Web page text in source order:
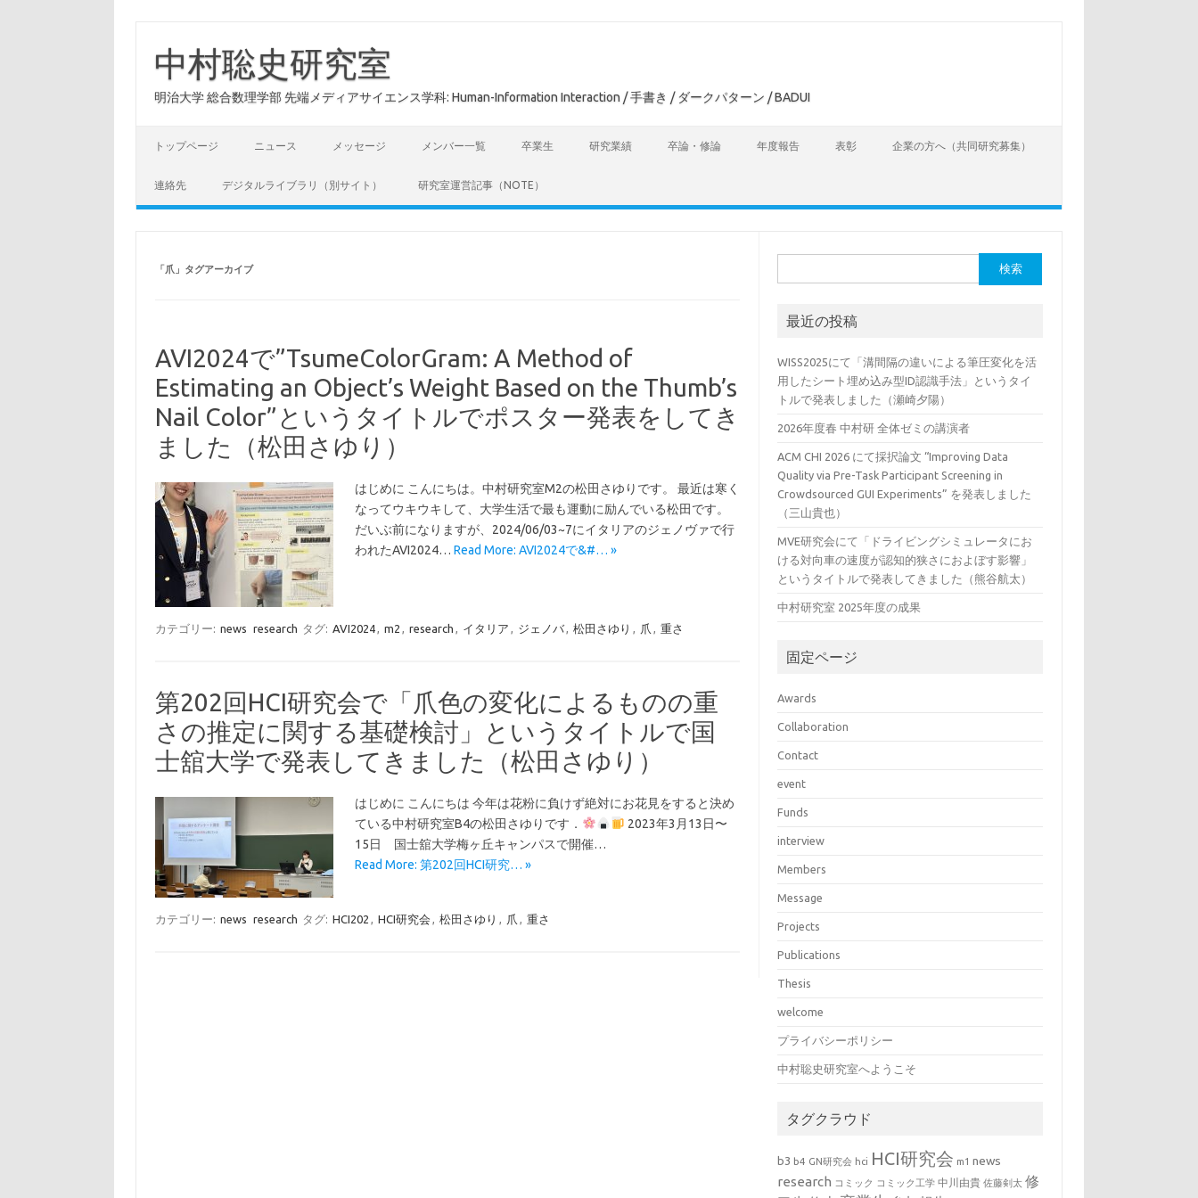
中村聡史研究室
明治大学 総合数理学部 先端メディアサイエンス学科: Human-Information Interaction / 手書き / ダークパターン / BADUI
トップページ ニュース メッセージ メンバー一覧 卒業生 研究業績 卒論・修論 年度報告 表彰 企業の方へ（共同研究募集）
連絡先 デジタルライブラリ（別サイト） 研究室運営記事（NOTE）
「爪 」タグアーカイブ
AVI2024で”TsumeColorGram: A Method of
Estimating an Object’s Weight Based on the Thumb’s
Nail Color”というタイトルでポスター発表をしてき
ました（松田さゆり）
はじめに こんにちは。中村研究室M2の松田さゆりです。 最近は寒く
なってウキウキして、大学生活で最も運動に励んでいる松田です。
だいぶ前になりますが、2024/06/03~7にイタリアのジェノヴァで行
われたAVI2024… Read More: AVI2024で&#… »
カテゴリー: news research タグ: AVI2024, m2 , research , イタリア , ジェノバ, 松田さゆり , 爪 , 重さ
第202回HCI研究会で「爪色の変化によるものの重
さの推定に関する基礎検討」というタイトルで国
士舘大学で発表してきました（松田さゆり）
はじめに こんにちは 今年は花粉に負けず絶対にお花見をすると決め
ている中村研究室B4の松田さゆりです．
2023年3月13日〜
15日 国士舘大学梅ヶ丘キャンパスで開催…
Read More: 第202回HCI研究… »
カテゴリー: news research タグ: HCI202 HCI研究会 松田さゆり 爪 重さ
索:
最近の投稿
WISS2025にて「溝間隔の違いによる筆圧変化を活
用したシート埋め込み型ID認識手法」というタイ
トルで発表しました（瀬崎夕陽）
2026年度春 中村研 全体ゼミの講演者
ACM CHI 2026 にて採択論文 “Improving Data
Quality via Pre-Task Participant Screening in
Crowdsourced GUI Experiments” を発表しました
（三山貴也）
MVE研究会にて「ドライビングシミュレータにお
ける対向車の速度が認知的狭さにおよぼす影響」
というタイトルで発表してきました（熊谷航太）
中村研究室 2025年度の成果
固定ページ
Awards
Collaboration
Contact
event
Funds
interview
Members
Message
Projects
Publications
Thesis
welcome
プライバシーポリシー
中村聡史研究室へようこそ
タグクラウド
b3 b4 GN研究会 hci HCI研究会 m1 news
research コミック コミック工学 中川由貴 佐藤剣太 修